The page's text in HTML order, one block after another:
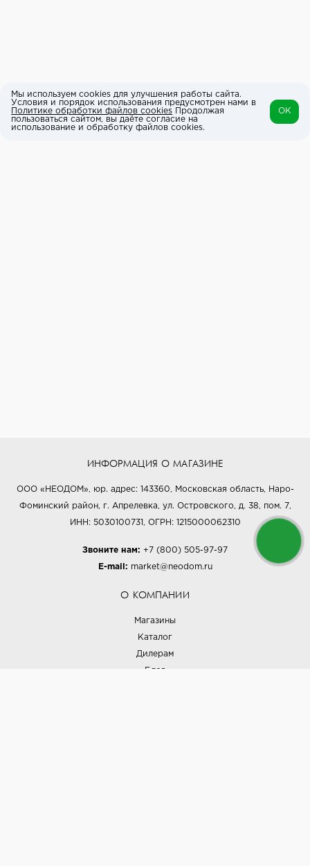
ИНФОРМАЦИЯ О МАГАЗИНЕ
ООО «НЕОДОМ», юр. адрес: 143360, Московская область, Наро-
Фоминский район, г. Апрелевка, ул. Островского, д. 38, пом. 7,
ИНН: 5030100731, ОГРН: 1215000062310
Звоните нам: +7 (800) 505-97-97
E-mail: market@neodom.ru
О КОМПАНИИ
Магазины
Каталог
Дилерам
Блог
Мы используем cookies для улучшения работы сайта.
Условия и порядок использования предусмотрен нами в
Политике обработки файлов cookies Продолжая
пользоваться сайтом, вы даёте согласие на
использование и обработку файлов cookies.
OK